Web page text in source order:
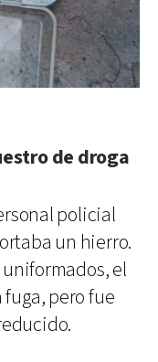
de droga
policial
un hierro.
el
pero fue